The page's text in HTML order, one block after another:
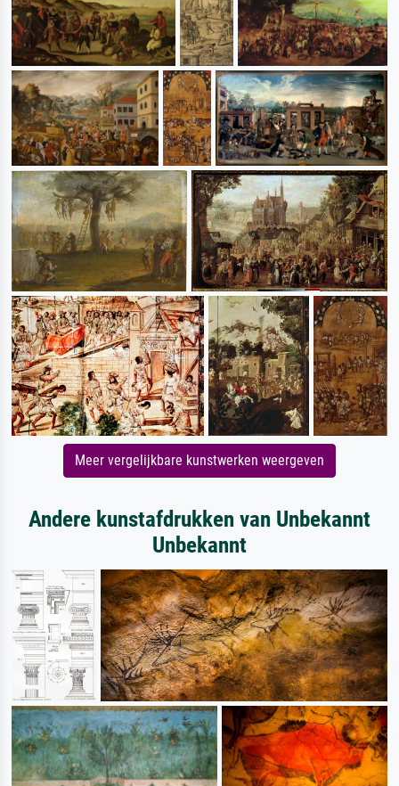
Meer vergelijkbare kunstwerken weergeven
Andere kunstafdrukken van Unbekannt
Unbekannt